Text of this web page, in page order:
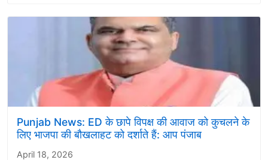
Punjab News: ED के छापे विपक्ष की आवाज को कुचलने के
लिए भाजपा की बौखलाहट को दर्शाते हैं: आप पंजाब
April 18, 2026